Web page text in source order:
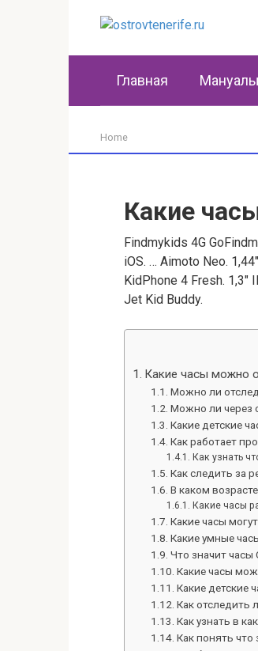
Главная Мануалы
Home
Какие
Findmykids 4G
iOS. … Aimoto Neo.
KidPhone 4 Fresh. 1,3"
Jet Kid Buddy.
Какие часы можно
Можно ли
Можно ли через
Какие детские
Как работает
Как узнать
Как следить за
В каком
Какие часы
Какие часы
Какие умные
Что значит часы
Какие часы
Какие детские
Как отследить
Как узнать в
Как понять что